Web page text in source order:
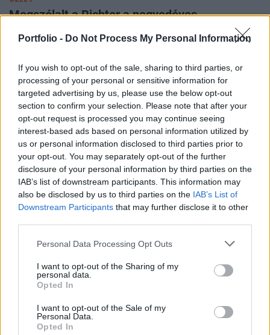
Portfolio - Do Not Process My Personal Information
If you wish to opt-out of the sale, sharing to third parties, or
processing of your personal or sensitive information for
targeted advertising by us, please use the below opt-out
section to confirm your selection. Please note that after your
opt-out request is processed you may continue seeing
interest-based ads based on personal information utilized by
us or personal information disclosed to third parties prior to
your opt-out. You may separately opt-out of the further
disclosure of your personal information by third parties on the
IAB’s list of downstream participants. This information may
also be disclosed by us to third parties on the IAB’s List of
Downstream Participants that may further disclose it to other
Personal Data Processing Opt Outs
I want to opt-out of the Sharing of my
personal data.
Opted In
I want to opt-out of the Sale of my
Personal Data.
Opted In
Megszólalt a Richter a negyedéves
GLOBÁL
Hatalmas botrány Kárpátalján: 1500 embert
tüntettek el a toborzótisztek, közben
szabályosan meggazdagodtak
Nagyrészt Munkácson folyt a séma.
PORTFOLIO BLOGGER
RSM BLOG